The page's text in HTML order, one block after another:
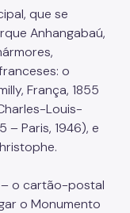
que se
Anhangabaú,
o
França, 1855
Louis-
– Paris, 1946), e
– o cartão-postal
o Monumento